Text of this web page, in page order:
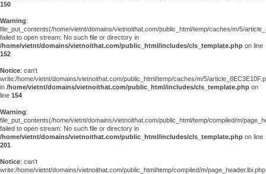
150
Warning:
file_put_contents(/home/vietnt/domains/vietnoithat.com/public_html/temp/caches/m/5/
failed to open stream: No such file or directory in
/home/vietnt/domains/vietnoithat.com/public_html/includes/cls_template.php on line
152
Notice: can't
write:/home/vietnt/domains/vietnoithat.com/public_html/temp/caches/m/5/
in /home/vietnt/domains/vietnoithat.com/public_html/includes/cls_template.php on
line 154
Warning:
file_put_contents(/home/vietnt/domains/vietnoithat.com/public_html/temp/compiled/m/
failed to open stream: No such file or directory in
/home/vietnt/domains/vietnoithat.com/public_html/includes/cls_template.php on line
201
Notice: can't
write:/home/vietnt/domains/vietnoithat.com/public_html/temp/compiled/m/page_header.lbi.php